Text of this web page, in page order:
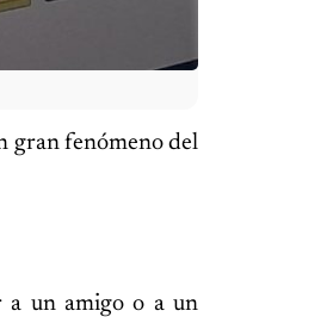
gran fenómeno del
a un amigo o a un